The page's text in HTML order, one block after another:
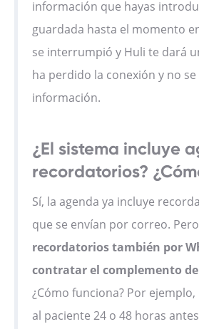
información que hayas
guardada hasta el momento
se interrumpió y Huli te dará
ha perdido la conexión y no
información.
¿El sistema incluye
recordatorios?
Sí, la agenda ya incluye
que se envían por correo. Pero
recordatorios también por
contratar el complemento de
¿Cómo funciona? Por
al paciente 24 o 48 horas